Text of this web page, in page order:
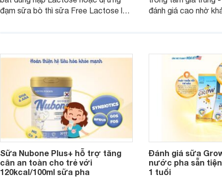
đạm sữa bò thì sữa Free Lactose là
người lớn, giúp giải quyết tình trạng rối
loạn tiêu hóa, hấp thu dễ dàng hơn.
đánh giá cao nhờ
dưỡng toàn diện
Sữa Nubone Plus+ hỗ trợ tăng
cân an toàn cho trẻ với
120kcal/100ml sữa pha
Đánh giá sữa
nước pha sẵn
1 tuổi